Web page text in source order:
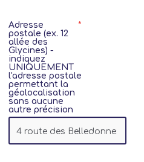
Adresse
postale (ex. 12
allée des
Glycines) -
indiquez
UNIQUEMENT
l'adresse postale
permettant la
géolocalisation
sans aucune
autre précision